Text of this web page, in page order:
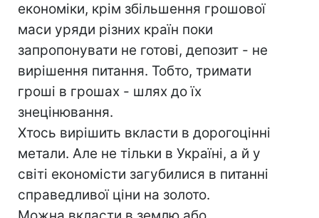
економіки, крім збільшення грошової
маси уряди різних країн поки
запропонувати не готові, депозит - не
вирішення питання. Тобто, тримати
гроші в грошах - шлях до їх
знецінювання.
Хтось вирішить вкласти в дорогоцінні
метали. Але не тільки в Україні, а й у
світі економісти загубилися в питанні
справедливої ціни на золото.